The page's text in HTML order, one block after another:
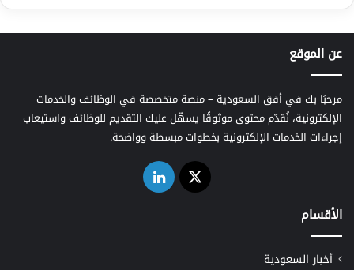
عن الموقع
مرحبًا بك في أفق السعودية – منصة متخصصة في الوظائف والخدمات
الإلكترونية، نُقدّم محتوى موثوقًا يسهّل عليك التقديم للوظائف واستيعاب
إجراءات الخدمات الإلكترونية بخطوات مبسطة وواضحة.
‫X لينكدإن
الأقسام
أخبار السعودية